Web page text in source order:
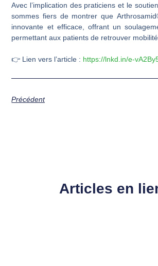
Avec l’implication des praticiens et le
sommes fiers de montrer que
innovante et efficace, offrant un
permettant aux patients de retrouver
👉 Lien vers l’article : https://lnkd.in/e-
Précédent
Articles en